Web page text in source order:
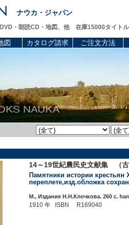
ナウカ・ジャパン
・朗読CD・地図、他 在庫15000タイトル
図 カタログ請求 ご注文方法
14～19世紀農民史文献集 （古
Памятники истории
переплете,изд.обложка
М., Издание Н.Н.Клочкова. 260 c.
1910 年 ISBN R169040